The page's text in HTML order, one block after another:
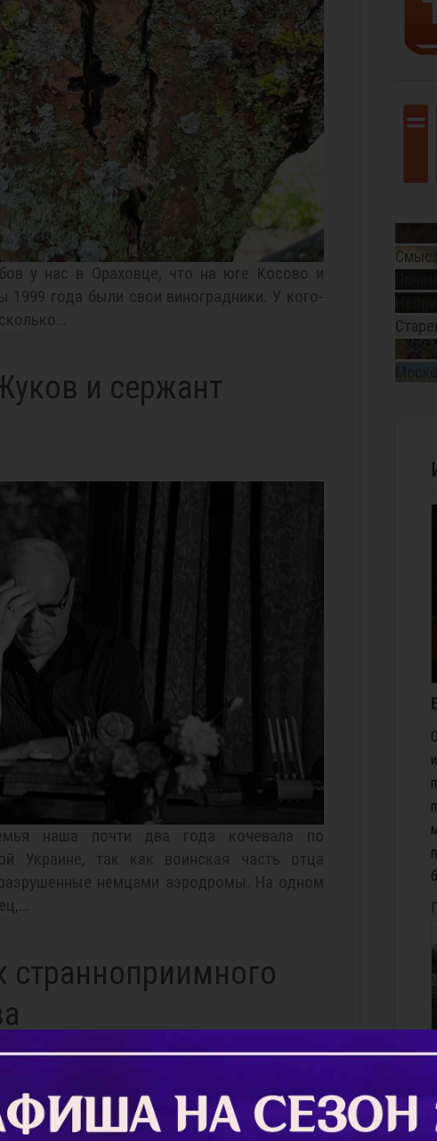
у нас в Ораховце, что на юге Косово и
1999 года были свои виноградники. У кого-
и сержант
наша почти два года кочевала по
Украине, так как воинская часть отца
разрушенные немцами аэродромы. На одном
странноприимного
Смысл